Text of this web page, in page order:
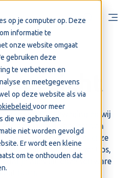
op je computer op. Deze
informatie te
onze website omgaat
gebruiken deze
te verbeteren en
en meetgegevens
op deze website als via
voor meer
die we gebruiken.
niet worden gevolgd
Er wordt een kleine
om te onthouden dat
is constant in beweging en wij
houden je op de hoogte van
en vernieuwingen in onze
branche. Ook delen we tips,
je alles uit onze software
kunt halen.